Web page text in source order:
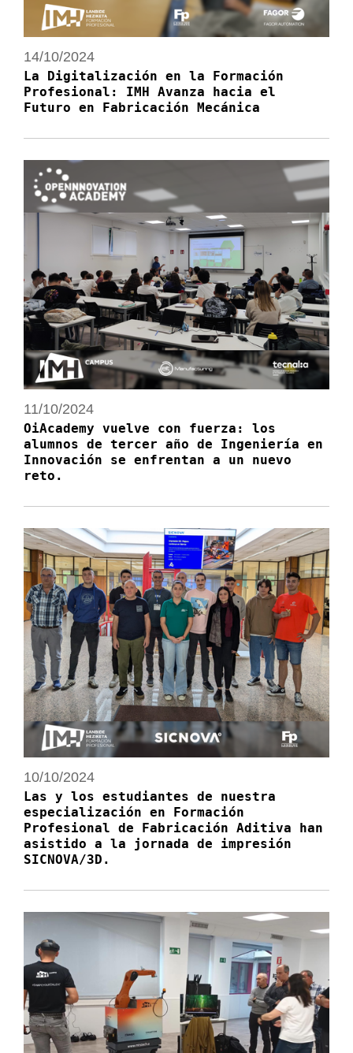
14/10/2024
La Digitalización en la Formación
Profesional: IMH Avanza hacia el
Futuro en Fabricación Mecánica
11/10/2024
OiAcademy vuelve con fuerza: los
alumnos de tercer año de Ingeniería en
Innovación se enfrentan a un nuevo
reto.
10/10/2024
Las y los estudiantes de nuestra
especialización en Formación
Profesional de Fabricación Aditiva han
asistido a la jornada de impresión
SICNOVA/3D.